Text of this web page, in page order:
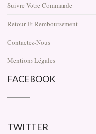
Suivre Votre Commande
Retour Et Remboursement
Contactez-Nous
Mentions Légales
FACEBOOK
TWITTER